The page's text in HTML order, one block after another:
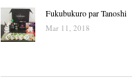
Fukubukuro par Tanoshi
Mar 11, 2018